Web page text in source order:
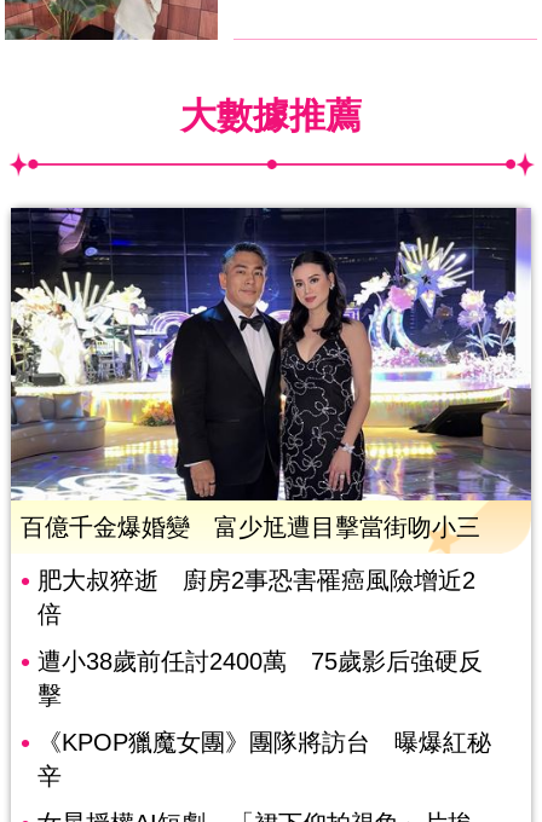
大數據推薦
百億千金爆婚變 富少尪遭目擊當街吻小三
肥大叔猝逝 廚房2事恐害罹癌風險增近2
倍
遭小38歲前任討2400萬 75歲影后強硬反
擊
《KPOP獵魔女團》團隊將訪台 曝爆紅秘
辛